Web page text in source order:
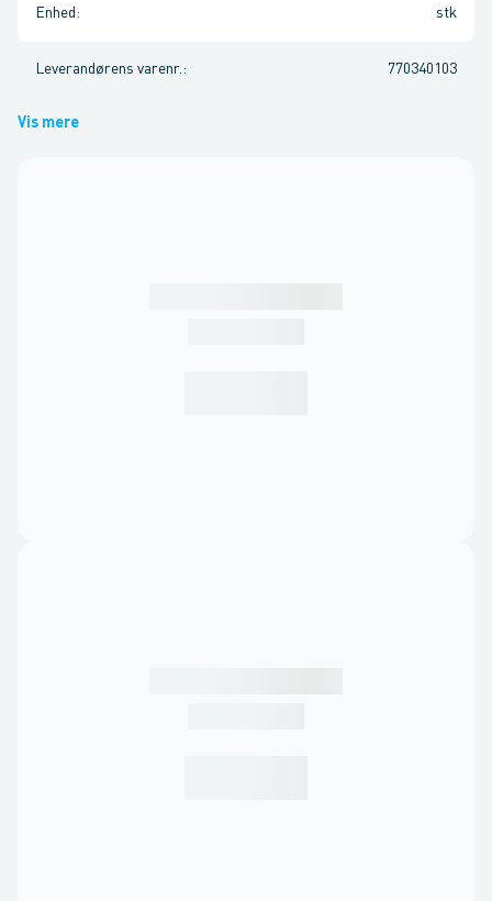
Enhed : stk
Leverandørens varenr. : 770340103
Vis mere